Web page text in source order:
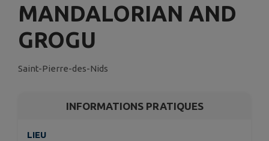
MANDALORIAN AND
GROGU
Saint-Pierre-des-Nids
INFORMATIONS PRATIQUES
LIEU